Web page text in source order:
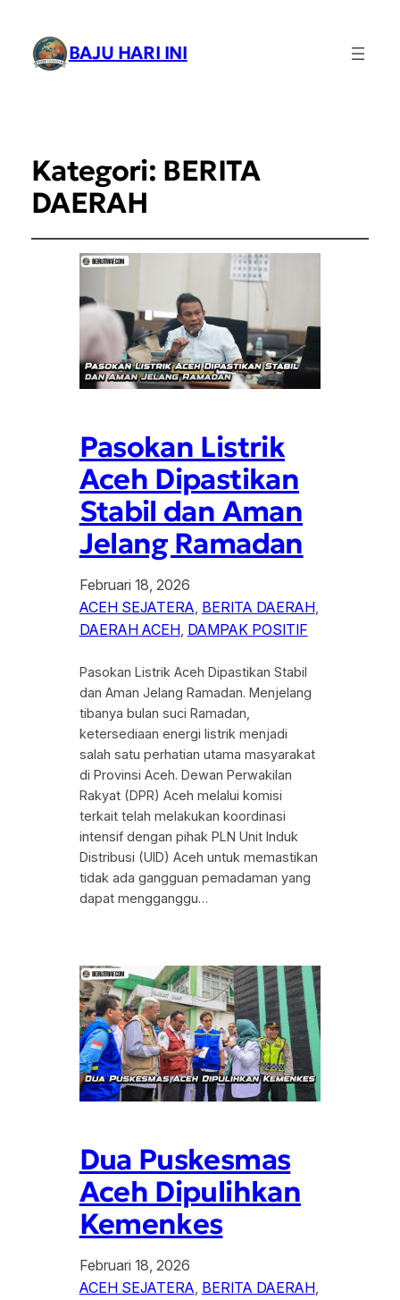
BAJU HARI INI
Kategori: BERITA
DAERAH
Pasokan Listrik
Aceh Dipastikan
Stabil dan Aman
Jelang Ramadan
Februari 18, 2026
ACEH SEJATERA, BERITA DAERAH
DAERAH ACEH, DAMPAK POSITIF
Pasokan Listrik Aceh Dipastikan Stabil
dan Aman Jelang Ramadan. Menjelang
tibanya bulan suci Ramadan,
ketersediaan energi listrik menjadi
salah satu perhatian utama masyarakat
di Provinsi Aceh. Dewan Perwakilan
Rakyat (DPR) Aceh melalui komisi
terkait telah melakukan koordinasi
intensif dengan pihak PLN Unit Induk
Distribusi (UID) Aceh untuk memastikan
tidak ada gangguan pemadaman yang
dapat mengganggu…
Dua Puskesmas
Aceh Dipulihkan
Kemenkes
Februari 18, 2026
ACEH SEJATERA, BERITA DAERAH